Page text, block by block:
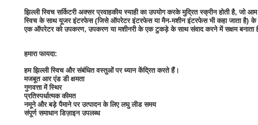
झिल्ली स्विच सर्किटरी अक्सर प्रवाहकीय स्याही का उपयोग करके मुद्रित स्क्रीन होती है,
स्विच के साथ यूजर इंटरफेस (जिसे ऑपरेटर इंटरफेस या मैन-मशीन इंटरफेस भी कहा जाता है) के
एक ऑपरेटर को उपकरण, उपकरण या मशीनरी के एक टुकड़े के साथ संवाद करने में सक्षम बनाता
हमारा फायदा:
हम झिल्ली स्विच और संबंधित वस्तुओं पर ध्यान केंद्रित करते हैं।
मजबूत आर एंड डी क्षमता
गुणवत्ता में स्थिर
प्रतिस्पर्धात्मक कीमत
नमूने और बड़े पैमाने पर उत्पादन के लिए लघु लीड समय
संपूर्ण समाधान डिज़ाइन उपलब्ध